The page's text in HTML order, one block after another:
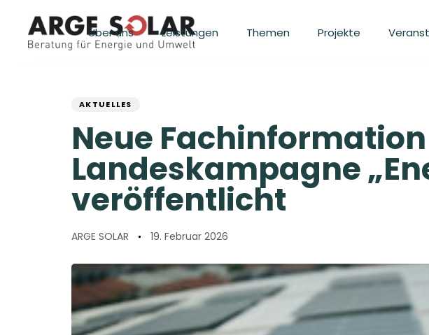
primary
navigation
Über uns Leistungen Themen Projekte
AKTUELLES
Neue
Landeskampagne
veröffentlicht
ARGE SOLAR 19. Februar 2026